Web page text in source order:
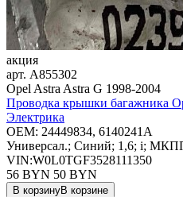
акция
арт. A855302
Opel Astra Astra G 1998-2004
Проводка крышки багажника
Электрика
OEM: 24449834, 6140241A
Универсал.; Синий; 1,6; i;
VIN:W0L0TGF3528111350
56 BYN 50 BYN
В корзинуВ корзине